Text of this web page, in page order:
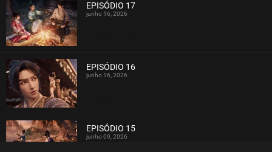
EPISÓDIO 17
junho 16, 2026
EPISÓDIO 16
junho 16, 2026
EPISÓDIO 15
junho 09, 2026